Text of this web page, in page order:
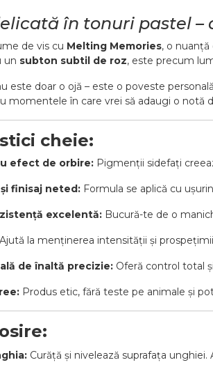
în tonuri pastel –
de vis cu Melting Memories, o nuanță
un subton subtil de roz, este precum
este doar o ojă – este o poveste
momentele în care vrei să adaugi o notă
cheie:
efect de orbire: Pigmenții sidefați
finisaj neted: Formula se aplică cu
excelentă: Bucură-te de o
Ajută la menținerea intensității și
de înaltă precizie: Oferă control total
Produs etic, fără teste pe animale și
Curăță și nivelează suprafața